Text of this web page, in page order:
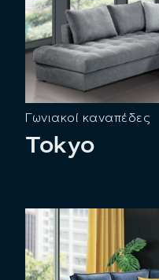
Γωνιακοί καναπέδες
Tokyo